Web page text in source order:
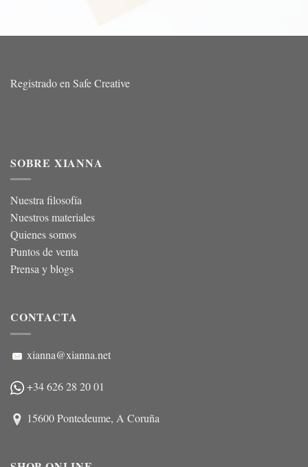
Registrado en Safe Creative
SOBRE XIANNA
Nuestra filosofía
Nuestros materiales
Quienes somos
Puntos de venta
Prensa y blogs
CONTACTA
xianna@xianna.net
+34 626 28 20 01
15600 Pontedeume, A Coruña